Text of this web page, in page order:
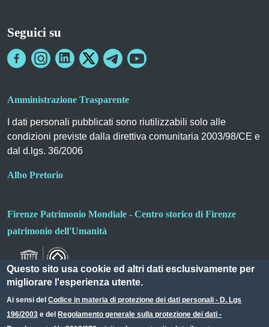
Seguici su
Amministrazione Trasparente
I dati personali pubblicati sono riutilizzabili solo alle
condizioni previste dalla direttiva comunitaria 2003/98/CE e
dal d.lgs. 36/2006
Albo Pretorio
Firenze Patrimonio Mondiale - Centro storico di Firenze
patrimonio dell'Umanità
Small prints
Useful links section
Questo sito usa cookie ed altri dati esclusivamente per
migliorare l'esperienza utente.
Ai sensi delCodice in materia di protezione dei dati personali - D. Lgs
196/2003 e del Regolamento generale sulla protezione dei dati -